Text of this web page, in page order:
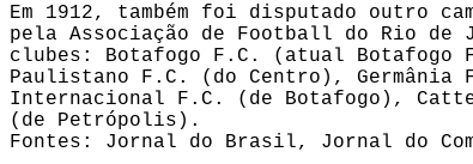
Em 1912, também foi disputado outro
pela Associação de Football do Rio
clubes: Botafogo F.C. (atual
Paulistano F.C. (do Centro), Germânia
Internacional F.C. (de Botafogo),
(de Petrópolis).